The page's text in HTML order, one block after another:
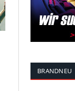
BRANDNEU